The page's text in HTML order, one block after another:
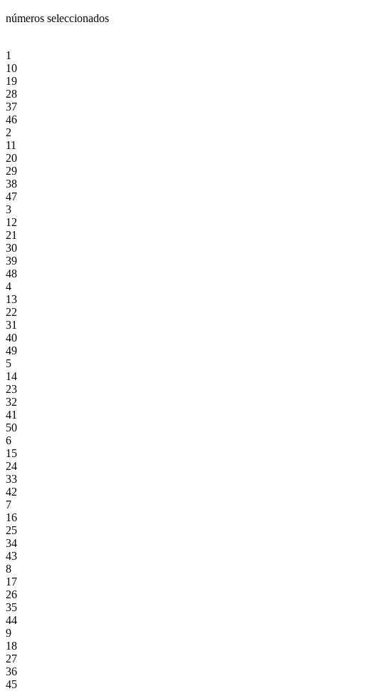
números seleccionados
1
10
19
28
37
46
2
11
20
29
38
47
3
12
21
30
39
48
4
13
22
31
40
49
5
14
23
32
41
50
6
15
24
33
42
7
16
25
34
43
8
17
26
35
44
9
18
27
36
45